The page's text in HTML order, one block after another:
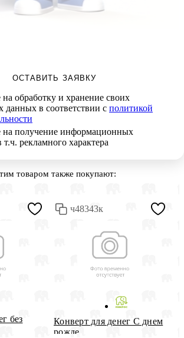
ОСТАВИТЬ ЗАЯВКУ
обработку и хранение своих
данных в соответствии с политикой
на получение информационных
т.ч. рекламного характера
товаром также покупают:
без
ч48343к
Конверт для денег С днем
рожде...